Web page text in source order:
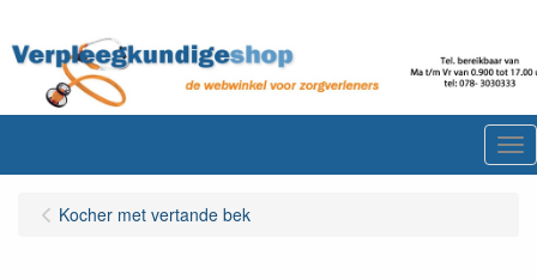
Kocher met vertande bek